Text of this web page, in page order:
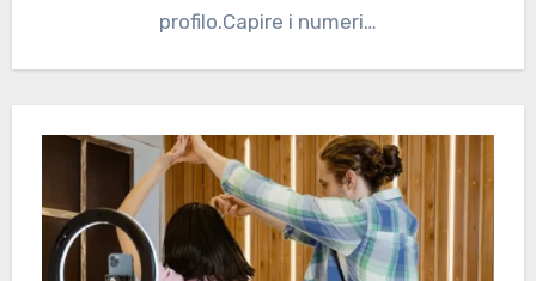
profilo.Capire i numeri…